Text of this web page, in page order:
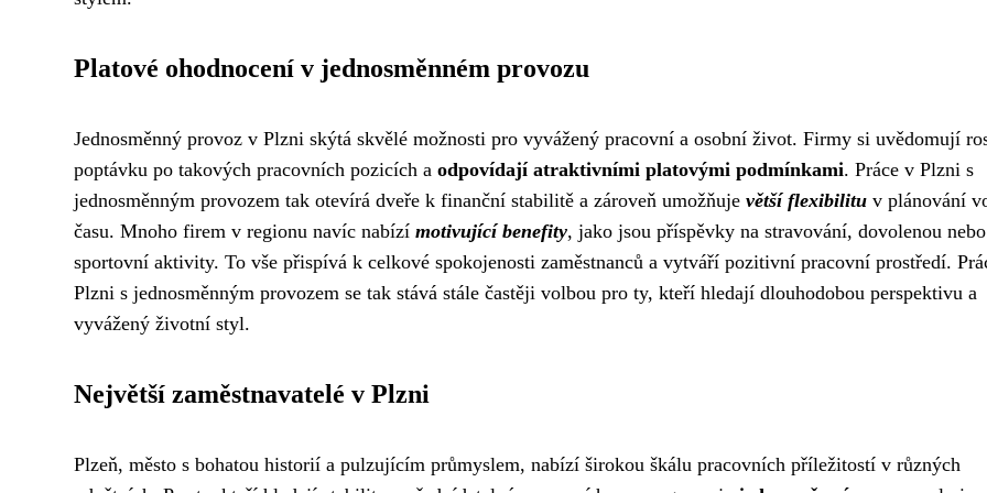
Platové ohodnocení v jednosměnném provozu
Jednosměnný provoz v Plzni skýtá skvělé možnosti pro vyvážený pracovní a osobní život. Firmy si uvědomují
poptávku po takových pracovních pozicích a odpovídají atraktivními platovými podmínkami. Práce v Plzni s
jednosměnným provozem tak otevírá dveře k finanční stabilitě a zároveň umožňuje větší flexibilitu v plánování
času. Mnoho firem v regionu navíc nabízí motivující benefity, jako jsou příspěvky na stravování, dovolenou nebo
sportovní aktivity. To vše přispívá k celkové spokojenosti zaměstnanců a vytváří pozitivní pracovní prostředí.
Plzni s jednosměnným provozem se tak stává stále častěji volbou pro ty, kteří hledají dlouhodobou perspektivu a
vyvážený životní styl.
Největší zaměstnavatelé v Plzni
Plzeň, město s bohatou historií a pulzujícím průmyslem, nabízí širokou škálu pracovních příležitostí v různých